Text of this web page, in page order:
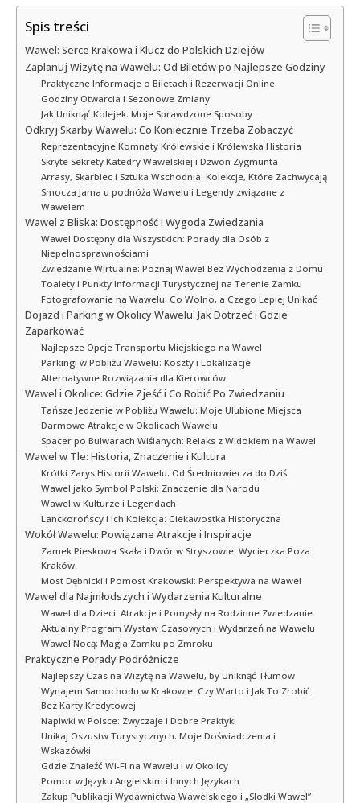
Spis treści
Wawel: Serce Krakowa i Klucz do Polskich Dziejów
Zaplanuj Wizytę na Wawelu: Od Biletów po Najlepsze Godziny
Praktyczne Informacje o Biletach i Rezerwacji Online
Godziny Otwarcia i Sezonowe Zmiany
Jak Uniknąć Kolejek: Moje Sprawdzone Sposoby
Odkryj Skarby Wawelu: Co Koniecznie Trzeba Zobaczyć
Reprezentacyjne Komnaty Królewskie i Królewska Historia
Skryte Sekrety Katedry Wawelskiej i Dzwon Zygmunta
Arrasy, Skarbiec i Sztuka Wschodnia: Kolekcje, Które Zachwycają
Smocza Jama u podnóża Wawelu i Legendy związane z
Wawelem
Wawel z Bliska: Dostępność i Wygoda Zwiedzania
Wawel Dostępny dla Wszystkich: Porady dla Osób z
Niepełnosprawnościami
Zwiedzanie Wirtualne: Poznaj Wawel Bez Wychodzenia z Domu
Toalety i Punkty Informacji Turystycznej na Terenie Zamku
Fotografowanie na Wawelu: Co Wolno, a Czego Lepiej Unikać
Dojazd i Parking w Okolicy Wawelu: Jak Dotrzeć i Gdzie
Zaparkować
Najlepsze Opcje Transportu Miejskiego na Wawel
Parkingi w Pobliżu Wawelu: Koszty i Lokalizacje
Alternatywne Rozwiązania dla Kierowców
Wawel i Okolice: Gdzie Zjeść i Co Robić Po Zwiedzaniu
Tańsze Jedzenie w Pobliżu Wawelu: Moje Ulubione Miejsca
Darmowe Atrakcje w Okolicach Wawelu
Spacer po Bulwarach Wiślanych: Relaks z Widokiem na Wawel
Wawel w Tle: Historia, Znaczenie i Kultura
Krótki Zarys Historii Wawelu: Od Średniowiecza do Dziś
Wawel jako Symbol Polski: Znaczenie dla Narodu
Wawel w Kulturze i Legendach
Lanckorońscy i Ich Kolekcja: Ciekawostka Historyczna
Wokół Wawelu: Powiązane Atrakcje i Inspiracje
Zamek Pieskowa Skała i Dwór w Stryszowie: Wycieczka Poza
Kraków
Most Dębnicki i Pomost Krakowski: Perspektywa na Wawel
Wawel dla Najmłodszych i Wydarzenia Kulturalne
Wawel dla Dzieci: Atrakcje i Pomysły na Rodzinne Zwiedzanie
Aktualny Program Wystaw Czasowych i Wydarzeń na Wawelu
Wawel Nocą: Magia Zamku po Zmroku
Praktyczne Porady Podróżnicze
Najlepszy Czas na Wizytę na Wawelu, by Uniknąć Tłumów
Wynajem Samochodu w Krakowie: Czy Warto i Jak To Zrobić
Bez Karty Kredytowej
Napiwki w Polsce: Zwyczaje i Dobre Praktyki
Unikaj Oszustw Turystycznych: Moje Doświadczenia i
Wskazówki
Gdzie Znaleźć Wi-Fi na Wawelu i w Okolicy
Pomoc w Języku Angielskim i Innych Językach
Zakup Publikacji Wydawnictwa Wawelskiego i „Słodki Wawel”